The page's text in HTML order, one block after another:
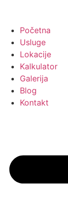
Početna
Usluge
Lokacije
Kalkulator
Galerija
Blog
Kontakt